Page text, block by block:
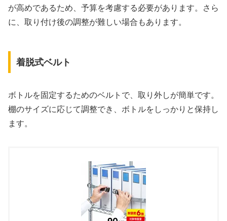
が高めであるため、予算を考慮する必要があります。さら
に、取り付け後の調整が難しい場合もあります。
着脱式ベルト
ボトルを固定するためのベルトで、取り外しが簡単です。
棚のサイズに応じて調整でき、ボトルをしっかりと保持し
ます。